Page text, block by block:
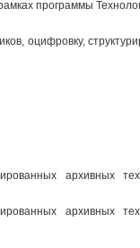
программы
оцифровку,
архивных
архивных